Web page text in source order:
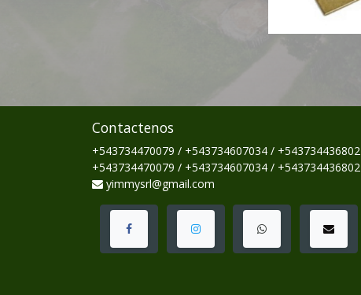
Contactenos
+543734470079 / +543734607034 / +543734436802
+543734470079 / +543734607034 / +543734436802
yimmysrl@gmail.com